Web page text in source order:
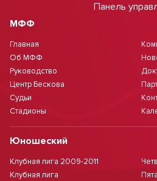
Панель
МФФ
Главная
Об МФФ
Руководство
Центр Бескова
Судьи
Стадионы
Юношеский
Клубная лига 2009-2011
Клубная лига